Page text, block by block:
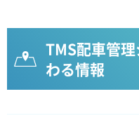
TMS配車管
わる情報